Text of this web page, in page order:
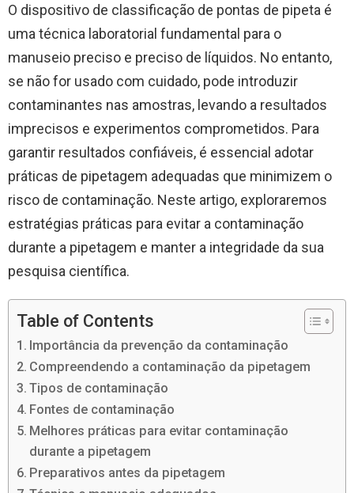
O dispositivo de classificação de pontas de pipeta é
uma técnica laboratorial fundamental para o
manuseio preciso e preciso de líquidos. No entanto,
se não for usado com cuidado, pode introduzir
contaminantes nas amostras, levando a resultados
imprecisos e experimentos comprometidos. Para
garantir resultados confiáveis, é essencial adotar
práticas de pipetagem adequadas que minimizem o
risco de contaminação. Neste artigo, exploraremos
estratégias práticas para evitar a contaminação
durante a pipetagem e manter a integridade da sua
pesquisa científica.
Table of Contents
Importância da prevenção da contaminação
Compreendendo a contaminação da pipetagem
Tipos de contaminação
Fontes de contaminação
Melhores práticas para evitar contaminação
durante a pipetagem
Preparativos antes da pipetagem